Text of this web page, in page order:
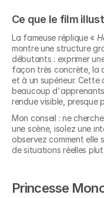
Ce que le film
La fameuse réplique «
montre une structure
débutants : exprimer
façon très concrète, la
et à un supérieur. Cette
beaucoup
rendue visible, presque
Mon conseil : ne
une scène, isolez une
observez comment elle
de situations réelles
Princesse